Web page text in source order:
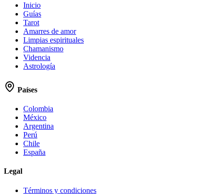
Inicio
Guías
Tarot
Amarres de amor
Limpias espirituales
Chamanismo
Videncia
Astrología
Países
Colombia
México
Argentina
Perú
Chile
España
Legal
Términos y condiciones